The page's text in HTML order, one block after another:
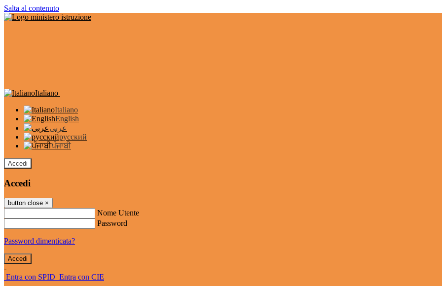
Salta al contenuto
Italiano
Italiano
English
عربى
русский
ਪੰਜਾਬੀ
Accedi
Accedi
button close ×
Nome Utente
Password
Password dimenticata?
-
Entra con SPID Entra con CIE